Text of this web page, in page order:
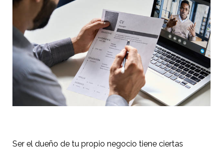
Ser el dueño de tu propio negocio tiene ciertas